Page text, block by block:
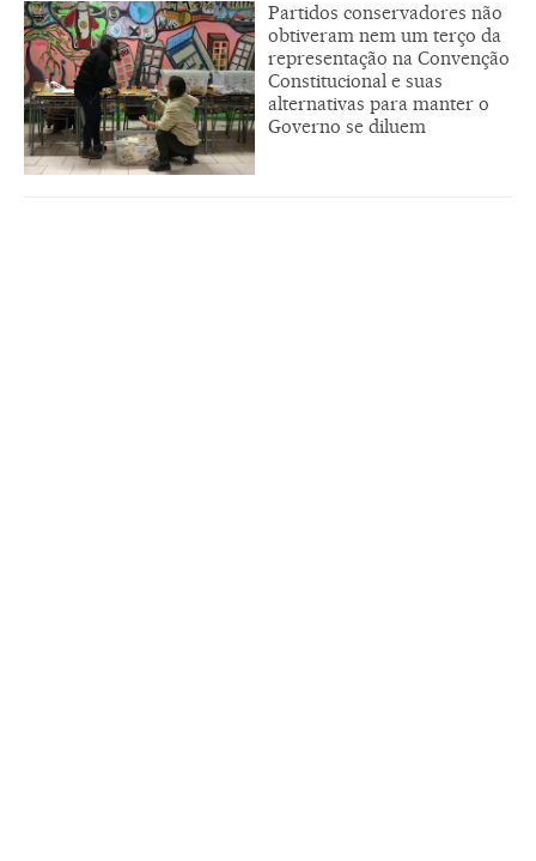
Partidos conservadores não
obtiveram nem um terço da
representação na Convenção
Constitucional e suas
alternativas para manter o
Governo se diluem